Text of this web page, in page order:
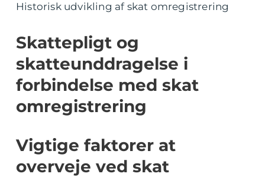
Historisk udvikling af skat omregistrering
Skattepligt og
skatteunddragelse i
forbindelse med skat
omregistrering
Vigtige faktorer at
overveje ved skat